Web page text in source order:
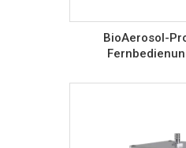
BioAerosol-